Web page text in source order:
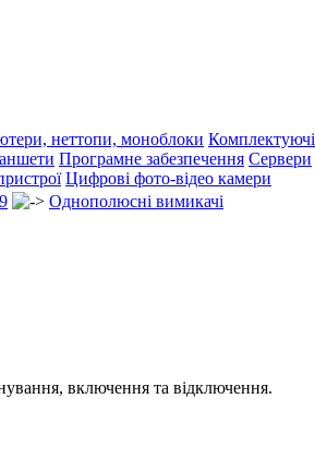
неттопи, моноблоки Комплектуючі
Програмне забезпечення Сервери
Цифрові фото-відео камери
Однополюсні вимикачі
включення та відключення.